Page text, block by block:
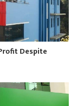
Despite